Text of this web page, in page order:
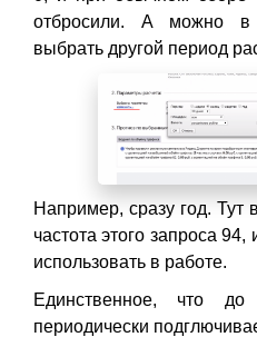
отбросили. А можно в
выбрать другой период
Например, сразу год. Тут
частота этого запроса
использовать в работе.
Единственное, что
периодически